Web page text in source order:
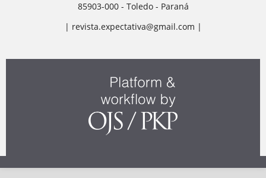
85903-000 - Toledo - Paraná
| revista.expectativa@gmail.com |